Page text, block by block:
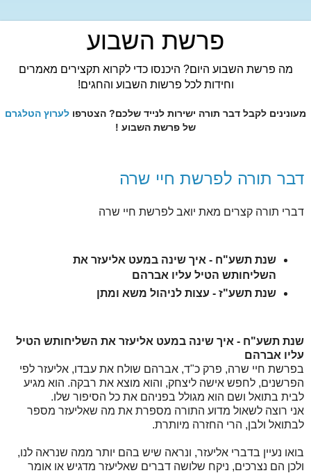
פרשת השבוע
מה פרשת השבוע היום? היכנסו כדי לקרוא תקצירים מאמרים
וחידות לכל פרשות השבוע והחגים!
מעונינים לקבל דבר תורה ישירות לנייד שלכם? הצטרפו לערוץ הטלגרם
של פרשת השבוע !
דבר תורה לפרשת חיי שרה
דברי תורה קצרים מאת יואב לפרשת חיי שרה
שנת תשע"ח - איך שינה במעט אליעזר את
השליחותש הטיל עליו אברהם
שנת תשע"ז - עצות לניהול משא ומתן
שנת תשע"ח - איך שינה במעט אליעזר את השליחותש הטיל
עליו אברהם
בפרשת חיי שרה, פרק כ"ד, אברהם שולח את עבדו, אליעזר לפי
הפרשנים, לחפש אישה ליצחק, והוא מוצא את רבקה. הוא מגיע
לבית בתואל ושם הוא מגולל בפניהם את כל הסיפור שלו.
אני רוצה לשאול מדוע התורה מספרת את מה שאליעזר מספר
לבתואל ולבן, הרי החזרה מיותרת.
בואו נעיין בדברי אליעזר, ונראה שיש בהם יותר ממה שנראה לנו,
ולכן הם נצרכים, ניקח שלושה דברים שאליעזר מדגיש או אומר